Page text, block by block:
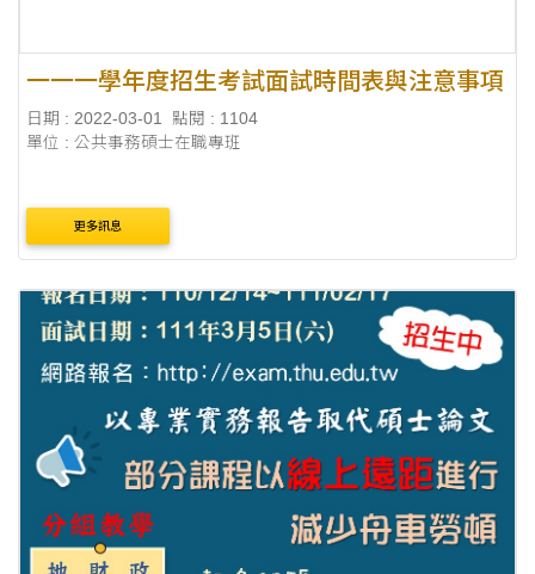
一一一學年度招生考試面試時間表與注意事項
日期 : 2022-03-01
點閱 : 1104
單位 : 公共事務碩士在職專班
更多訊息